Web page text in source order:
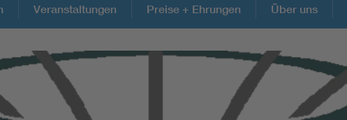
Weitere Themen
Energy efficiency
Veranstaltungen Preise + Ehrungen Über uns